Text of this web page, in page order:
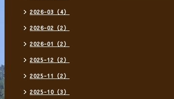
2026-03（4）
2026-02（2）
2026-01（2）
2025-12（2）
2025-11（2）
2025-10（3）